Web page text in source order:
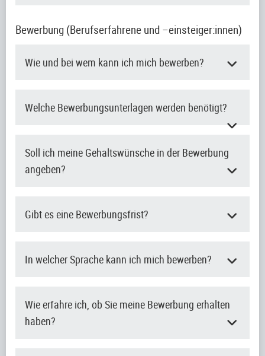
Bewerbung (Berufserfahrene und –einsteiger:innen)
Wie und bei wem kann ich mich bewerben?
Welche Bewerbungsunterlagen werden benötigt?
Soll ich meine Gehaltswünsche in der Bewerbung
angeben?
Gibt es eine Bewerbungsfrist?
In welcher Sprache kann ich mich bewerben?
Wie erfahre ich, ob Sie meine Bewerbung erhalten
haben?